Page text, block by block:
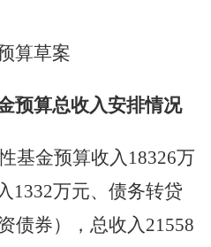
算草案
预算总收入安排情况
基金预算收入 18326万
1332万元、 债务转贷
债券） ， 总收入21558